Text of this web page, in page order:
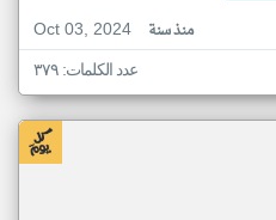
Oct 03, 2024
منذ سنة
عدد الكلمات: ٣٧٩